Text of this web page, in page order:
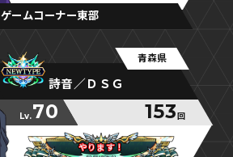
ゲームコーナー東部
青森県
詩音／ＤＳＧ
Lv.70 153 回
やります！
やります！
やります！